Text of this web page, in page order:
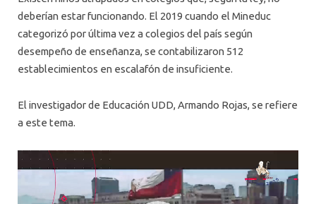
deberían estar funcionando. El 2019 cuando el Mineduc
categorizó por última vez a colegios del país según
desempeño de enseñanza, se contabilizaron 512
establecimientos en escalafón de insuficiente.
El investigador de Educación UDD, Armando Rojas, se refiere
a este tema.
Player